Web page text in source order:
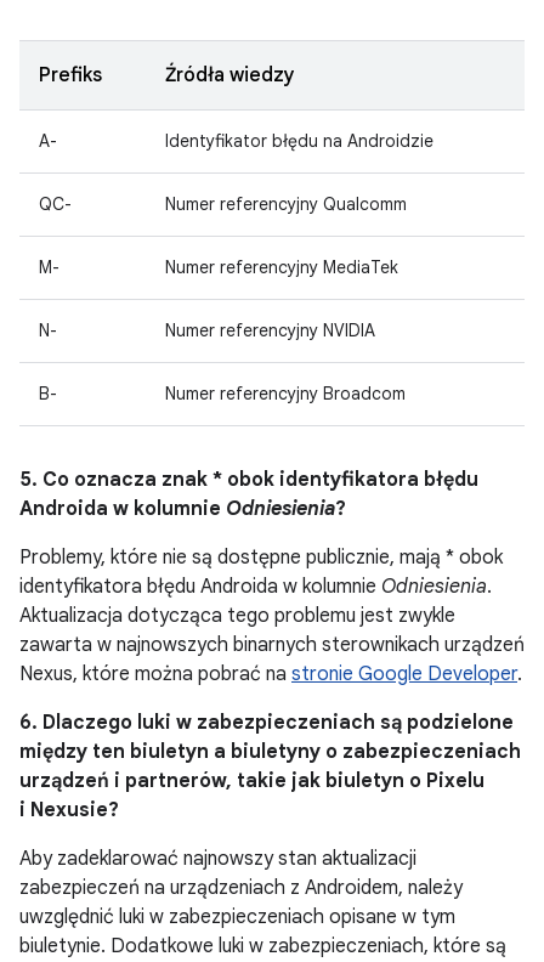
Prefiks Źródła wiedzy
A- Identyfikator błędu na Androidzie
QC- Numer referencyjny Qualcomm
M- Numer referencyjny MediaTek
N- Numer referencyjny NVIDIA
B- Numer referencyjny Broadcom
5. Co oznacza znak * obok identyfikatora błędu
Androida w kolumnie Odniesienia?
Problemy, które nie są dostępne publicznie, mają * obok
identyfikatora błędu Androida w kolumnie Odniesienia.
Aktualizacja dotycząca tego problemu jest zwykle
zawarta w najnowszych binarnych sterownikach urządzeń
Nexus, które można pobrać na stronie Google Developer.
6. Dlaczego luki w zabezpieczeniach są podzielone
między ten biuletyn a biuletyny o zabezpieczeniach
urządzeń i partnerów, takie jak biuletyn o Pixelu
i Nexusie?
Aby zadeklarować najnowszy stan aktualizacji
zabezpieczeń na urządzeniach z Androidem, należy
uwzględnić luki w zabezpieczeniach opisane w tym
biuletynie. Dodatkowe luki w zabezpieczeniach, które są